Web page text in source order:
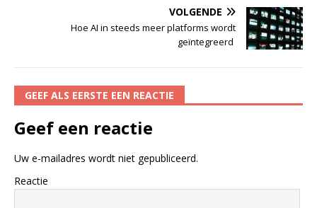
VOLGENDE
Hoe AI in steeds meer platforms wordt
geïntegreerd
GEEF ALS EERSTE EEN REACTIE
Geef een reactie
Uw e-mailadres wordt niet gepubliceerd.
Reactie